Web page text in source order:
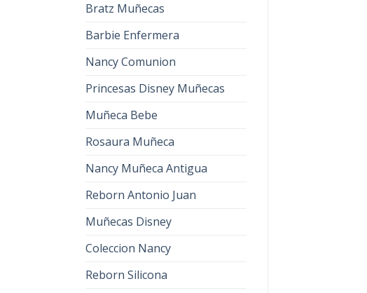
Bratz Muñecas
Barbie Enfermera
Nancy Comunion
Princesas Disney Muñecas
Muñeca Bebe
Rosaura Muñeca
Nancy Muñeca Antigua
Reborn Antonio Juan
Muñecas Disney
Coleccion Nancy
Reborn Silicona